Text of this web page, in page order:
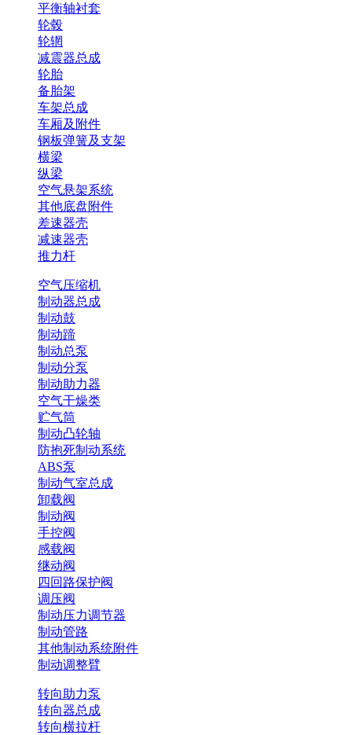
平衡轴衬套
轮毂
轮辋
减震器总成
轮胎
备胎架
车架总成
车厢及附件
钢板弹簧及支架
横梁
纵梁
空气悬架系统
其他底盘附件
差速器壳
减速器壳
推力杆
空气压缩机
制动器总成
制动鼓
制动蹄
制动总泵
制动分泵
制动助力器
空气干燥类
贮气筒
制动凸轮轴
防抱死制动系统
ABS泵
制动气室总成
卸载阀
制动阀
手控阀
感载阀
继动阀
四回路保护阀
调压阀
制动压力调节器
制动管路
其他制动系统附件
制动调整臂
转向助力泵
转向器总成
转向横拉杆